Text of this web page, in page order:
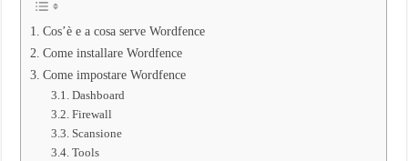
Cos’è e a cosa serve Wordfence
Come installare Wordfence
Come impostare Wordfence
Dashboard
Firewall
Scansione
Tools